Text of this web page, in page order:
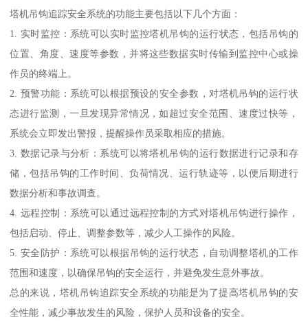
塔机吊钩追踪安全系统的功能主要包括以下几个方面：
1. 实时监控：系统可以实时监控塔机吊钩的运行状态，包括吊钩的
位置、角度、速度等参数，并将这些数据实时传输到监控中心或操
作员的终端上。
2. 预警功能：系统可以根据预设的安全参数，对塔机吊钩的运行状
态进行监测，一旦发现异常情况，如超过安全范围、速度过快等，
系统会立即发出警报，提醒操作员采取相应的措施。
3. 数据记录与分析：系统可以将塔机吊钩的运行数据进行记录和存
储，包括吊钩的工作时间、负荷情况、运行轨迹等，以便后期进行
数据分析和事故调查。
4. 远程控制：系统可以通过远程控制的方式对塔机吊钩进行操作，
包括启动、停止、调整参数等，减少人工操作的风险。
5. 安全防护：系统可以根据吊钩的运行状态，自动调整塔机的工作
范围和速度，以确保吊钩的安全运行，并避免发生意外事故。
总的来说，塔机吊钩追踪安全系统的功能是为了提高塔机吊钩的安
全性能，减少事故发生的风险，保护人员和设备的安全。